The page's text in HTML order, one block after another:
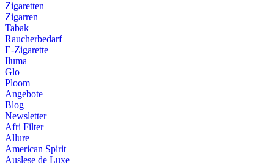
Zigaretten
Zigarren
Tabak
Raucherbedarf
E-Zigarette
Iluma
Glo
Ploom
Angebote
Blog
Newsletter
Afri Filter
Allure
American Spirit
Auslese de Luxe